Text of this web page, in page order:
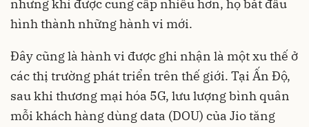
nhưng khi được cung cấp nhiều hơn, họ bắt đầu
hình thành những hành vi mới.
Đây cũng là hành vi được ghi nhận là một xu thế ở
các thị trường phát triển trên thế giới. Tại Ấn Độ,
sau khi thương mại hóa 5G, lưu lượng bình quân
mỗi khách hàng dùng data (DOU) của Jio tăng